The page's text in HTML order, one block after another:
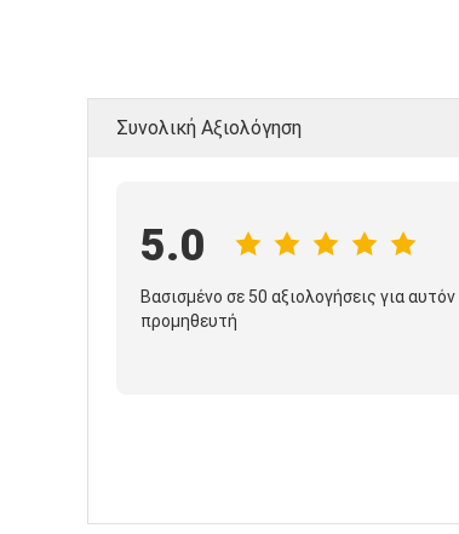
Συνολική Αξιολόγηση